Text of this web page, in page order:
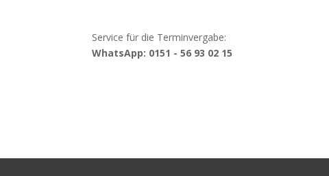
Service für die Terminvergabe:
WhatsApp: 0151 - 56 93 02 15